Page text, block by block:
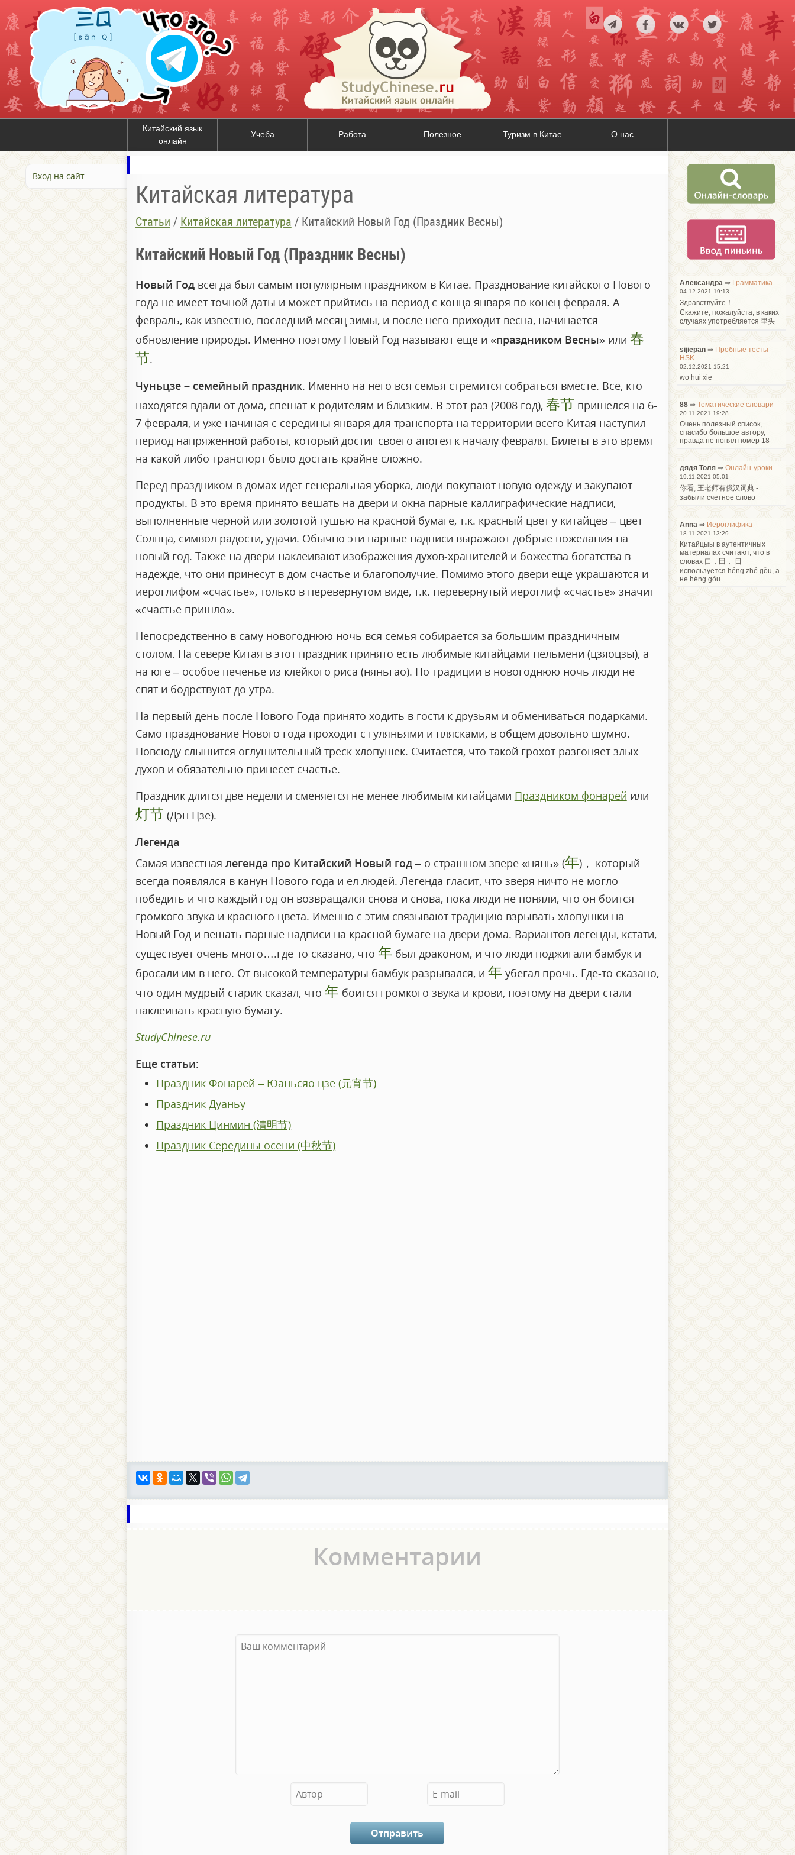
Китайский язык
онлайн
Учеба Работа Полезное Туризм в Китае О нас
Вход на сайт
Китайская литература
Статьи / Китайская литература / Китайский Новый Год (Праздник Весны)
Китайский Новый Год (Праздник Весны)
Новый Годвсегда был самым популярным праздником в Китае. Празднование китайского Нового
года не имеет точной даты и может прийтись на период с конца января по конец февраля. А
февраль, как известно, последний месяц зимы, и после него приходит весна, начинается
обновление природы. Именно поэтому Новый Год называют еще и «праздником Весны» или 春
节.
Чуньцзе – семейный праздник. Именно на него вся семья стремится собраться вместе. Все, кто
находятся вдали от дома, спешат к родителям и близким. В этот раз (2008 год), 春节 пришелся на 6-
7 февраля, и уже начиная с середины января для транспорта на территории всего Китая наступил
период напряженной работы, который достиг своего апогея к началу февраля. Билеты в это время
на какой-либо транспорт было достать крайне сложно.
Перед праздником в домах идет генеральная уборка, люди покупают новую одежду и закупают
продукты. В это время принято вешать на двери и окна парные каллиграфические надписи,
выполненные черной или золотой тушью на красной бумаге, т.к. красный цвет у китайцев – цвет
Солнца, символ радости, удачи. Обычно эти парные надписи выражают добрые пожелания на
новый год. Также на двери наклеивают изображения духов-хранителей и божества богатства в
надежде, что они принесут в дом счастье и благополучие. Помимо этого двери еще украшаются и
иероглифом «счастье», только в перевернутом виде, т.к. перевернутый иероглиф «счастье» значит
«счастье пришло».
Непосредственно в саму новогоднюю ночь вся семья собирается за большим праздничным
столом. На севере Китая в этот праздник принято есть любимые китайцами пельмени (цзяоцзы), а
на юге – особое печенье из клейкого риса (няньгао). По традиции в новогоднюю ночь люди не
спят и бодрствуют до утра.
На первый день после Нового Года принято ходить в гости к друзьям и обмениваться подарками.
Само празднование Нового года проходит с гуляньями и плясками, в общем довольно шумно.
Повсюду слышится оглушительный треск хлопушек. Считается, что такой грохот разгоняет злых
духов и обязательно принесет счастье.
Праздник длится две недели и сменяется не менее любимым китайцами Праздником фонарей или
灯节 (Дэн Цзе).
Легенда
Самая известная легенда про Китайский Новый год– о страшном звере «нянь» (年)， который
всегда появлялся в канун Нового года и ел людей. Легенда гласит, что зверя ничто не могло
победить и что каждый год он возвращался снова и снова, пока люди не поняли, что он боится
громкого звука и красного цвета. Именно с этим связывают традицию взрывать хлопушки на
Новый Год и вешать парные надписи на красной бумаге на двери дома. Вариантов легенды, кстати,
существует очень много….где-то сказано, что 年 был драконом, и что люди поджигали бамбук и
бросали им в него. От высокой температуры бамбук разрывался, и 年 убегал прочь. Где-то сказано,
что один мудрый старик сказал, что 年 боится громкого звука и крови, поэтому на двери стали
наклеивать красную бумагу.
StudyChinese.ru
Еще статьи:
Праздник Фонарей – Юаньсяо цзе (元宵节)
Праздник Дуаньу
Праздник Цинмин (清明节)
Праздник Середины осени (中秋节)
Комментарии
Александра ⇒ Грамматика
04.12.2021 19:13
Здравствуйте！
Cкажите, пожалуйста, в каких
случаях употребляется 里头
sijiepan ⇒ Пробные тесты
HSK
02.12.2021 15:21
wo hui xie
88 ⇒Тематические словари
20.11.2021 19:28
Очень полезный список,
спасибо большое автору,
правда не понял номер 18
дядя Толя ⇒Онлайн-уроки
19.11.2021 05:01
你看, 王老师有俄汉词典 -
забыли счетное слово
Anna ⇒ Иероглифика
18.11.2021 13:29
Китайцыы в аутентичных
материалах считают, что в
словах 口，田， 日
используется héng zhé gõu, а
не héng gõu.